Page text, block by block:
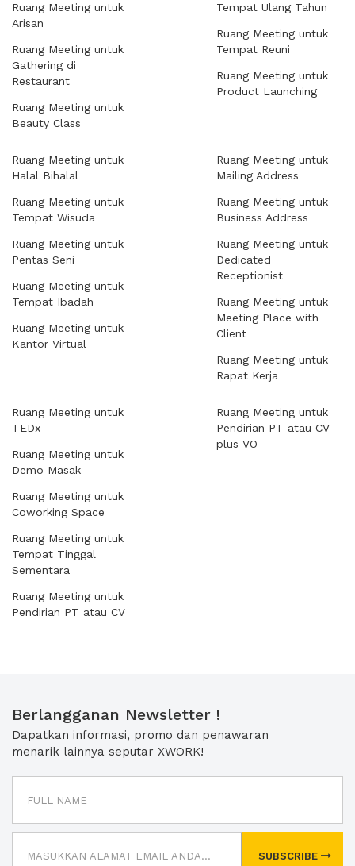
Ruang Meeting untuk
Arisan
Ruang Meeting untuk
Gathering di
Restaurant
Ruang Meeting untuk
Beauty Class
Tempat Ulang Tahun
Ruang Meeting untuk
Tempat Reuni
Ruang Meeting untuk
Product Launching
Ruang Meeting untuk
Halal Bihalal
Ruang Meeting untuk
Tempat Wisuda
Ruang Meeting untuk
Pentas Seni
Ruang Meeting untuk
Tempat Ibadah
Ruang Meeting untuk
Kantor Virtual
Ruang Meeting untuk
Mailing Address
Ruang Meeting untuk
Business Address
Ruang Meeting untuk
Dedicated
Receptionist
Ruang Meeting untuk
Meeting Place with
Client
Ruang Meeting untuk
Rapat Kerja
Ruang Meeting untuk
TEDx
Ruang Meeting untuk
Demo Masak
Ruang Meeting untuk
Coworking Space
Ruang Meeting untuk
Tempat Tinggal
Sementara
Ruang Meeting untuk
Pendirian PT atau CV
Ruang Meeting untuk
Pendirian PT atau CV
plus VO
Berlangganan Newsletter !
Dapatkan informasi, promo dan penawaran
menarik lainnya seputar XWORK!
SUBSCRIBE